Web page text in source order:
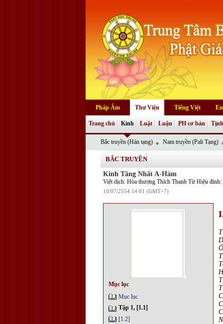
Pháp Âm Thư Viện Tiếng Việt
Trang chủ Kinh
Bắc truyền (Hán tạng) Nam truyền (Pali Tạng)
Luật Luận PH cơ bản
BẮC TRUYỀN
Kinh Tăng Nhất A-Hàm
Việt dịch: Hòa thượng Thích Thanh Từ Hiệu
10/07/2554 14:01 (GMT+7)
Mục lục
Mục lục
Tập 1, [1.1]
[1.2]